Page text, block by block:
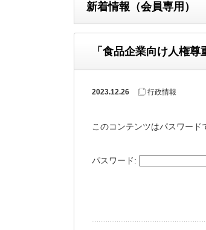
新着情報（会員専用）
「食品企業向け人権
2023.12.26 行政情報
このコンテンツはパスワード
パスワード: